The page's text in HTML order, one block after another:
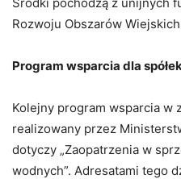
Rozwoju Obszarów
Program wsparcia dla
Kolejny program wsparcia w
realizowany przez
dotyczy „Zaopatrzenia w
wodnych”. Adresatami tego